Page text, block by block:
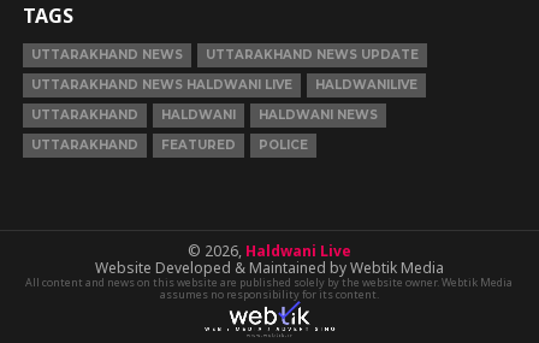
TAGS
UTTARAKHAND NEWS
UTTARAKHAND NEWS UPDATE
UTTARAKHAND NEWS HALDWANI LIVE
HALDWANILIVE
UTTARAKHAND
HALDWANI
HALDWANI NEWS
UTTARAKHAND
FEATURED POLICE
© 2026, Haldwani Live
Website Developed & Maintained by Webtik Media
All content and news on this website are published solely by the website owner. Webtik Media
assumes no responsibility for its content.